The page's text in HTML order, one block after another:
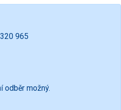
965
odběr možný.